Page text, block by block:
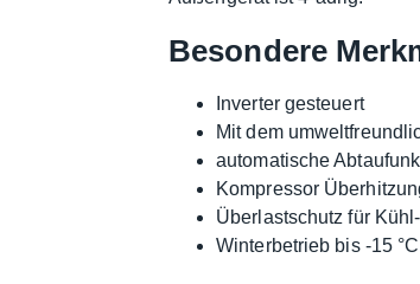
Besondere
Inverter gesteuert
Mit dem
automatische
Kompressor
Überlastschutz für
Winterbetrieb bis -15